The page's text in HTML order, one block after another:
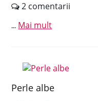
2 comentarii
... Mai mult
Perle albe